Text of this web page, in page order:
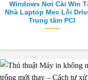
Windows Nơi Cài Win
Nhà Laptop Mec Lỗi
Trung tâm PCI